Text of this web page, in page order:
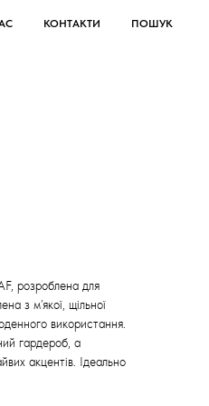
КОНТАКТИ ПОШУК
розроблена для
з м’якої, щільної
використання.
гардероб, а
акцентів. Ідеально